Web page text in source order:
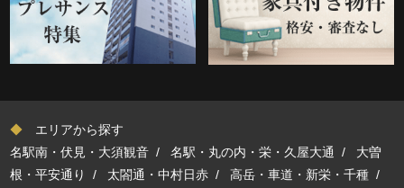
◆ エリアから探す
名駅南・伏見・大須観音 /名駅・丸の内・栄・久屋大通 / 大曽
根・平安通り
/ 太閤通・中村日赤 /高岳・車道・新栄・千種 /